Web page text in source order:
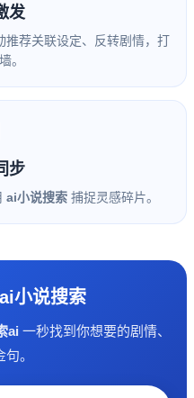
发
推荐关联设定、反转剧情，打
。
步
ai小说搜索 捕捉灵感碎片。
小说搜索
ai 一秒找到你想要的剧情、
。